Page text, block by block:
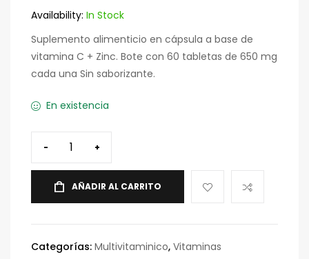
Availability: In Stock
Suplemento alimenticio en cápsula a base de
vitamina C + Zinc. Bote con 60 tabletas de 650 mg
cada una Sin saborizante.
En existencia
- +
AÑADIR AL CARRITO
Categorías: Multivitaminico, Vitaminas